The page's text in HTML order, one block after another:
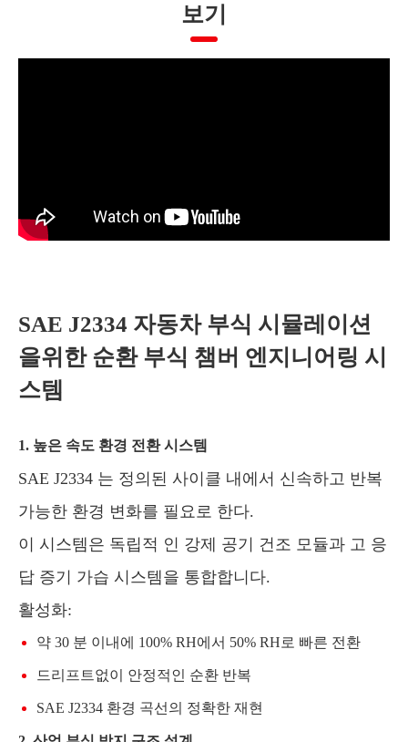
보기
SAE J2334 자동차 부식 시뮬레이션
을위한 순환 부식 챔버 엔지니어링 시
스템
1. 높은 속도 환경 전환 시스템
SAE J2334 는 정의된 사이클 내에서 신속하고 반복
가능한 환경 변화를 필요로 한다.
이 시스템은 독립적 인 강제 공기 건조 모듈과 고 응
답 증기 가습 시스템을 통합합니다.
활성화:
약 30 분 이내에 100% RH에서 50% RH로 빠른 전환
드리프트없이 안정적인 순환 반복
SAE J2334 환경 곡선의 정확한 재현